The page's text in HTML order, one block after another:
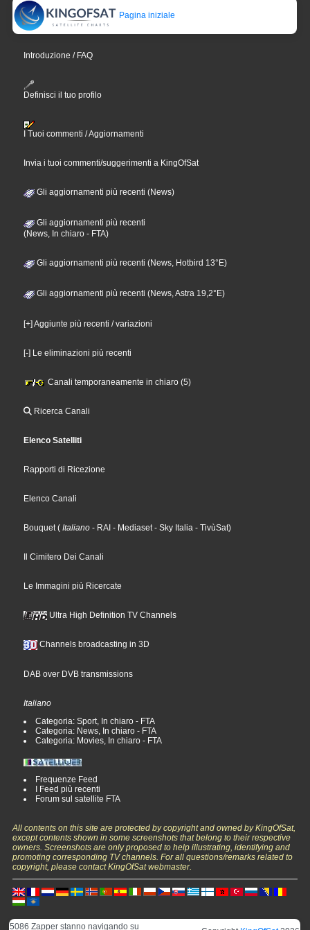
Pagina iniziale
Introduzione / FAQ
Definisci il tuo profilo
I Tuoi commenti / Aggiornamenti
Invia i tuoi commenti/suggerimenti a KingOfSat
Gli aggiornamenti più recenti (News)
Gli aggiornamenti più recenti
(News, In chiaro - FTA)
Gli aggiornamenti più recenti (News, Hotbird 13°E)
Gli aggiornamenti più recenti (News, Astra 19,2°E)
[+] Aggiunte più recenti / variazioni
[-] Le eliminazioni più recenti
Canali temporaneamente in chiaro (5)
Ricerca Canali
Elenco Satelliti
Rapporti di Ricezione
Elenco Canali
Bouquet( Italiano - RAI - Mediaset- Sky Italia - TivùSat)
Il Cimitero Dei Canali
Le Immagini più Ricercate
Ultra High Definition TV Channels
Channels broadcasting in 3D
DAB over DVB transmissions
Italiano
Categoria: Sport, In chiaro - FTA
Categoria: News, In chiaro - FTA
Categoria: Movies, In chiaro - FTA
Frequenze Feed
I Feed più recenti
Forum sul satellite FTA
All contents on this site are protected by copyright and owned by KingOfSat,
except contents shown in some screenshots that belong to their respective
owners. Screenshots are only proposed to help illustrating, identifying and
promoting corresponding TV channels. For all questions/remarks related to
copyright, please contact KingOfSat webmaster.
5086 Zapper stanno navigando su